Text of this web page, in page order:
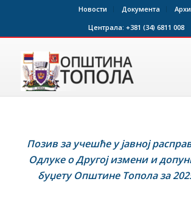
Новости Документа
Централа: +381 (34) 6811 008
Позив за учешће у јавној
Одлуке о Другој измени и
буџету Општине Тополаза 202